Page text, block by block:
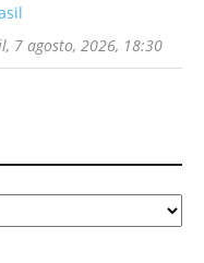
7 agosto, 2026, 18:30